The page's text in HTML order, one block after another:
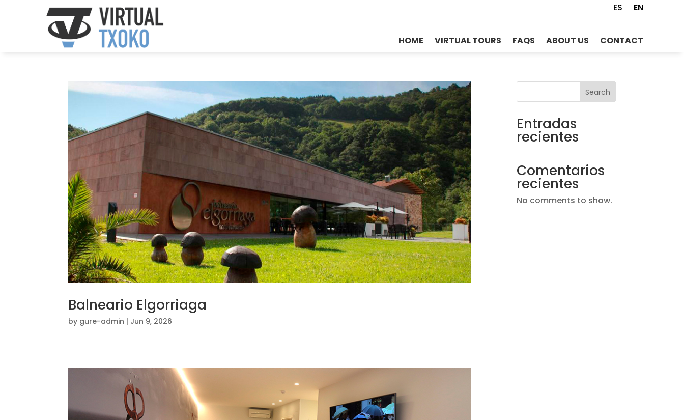
ES EN
HOME VIRTUAL TOURS FAQS ABOUT US CONTACT
Balneario Elgorriaga
by gure-admin | Jun 9, 2026
Search
Entradas
recientes
Comentarios
recientes
No comments to show.